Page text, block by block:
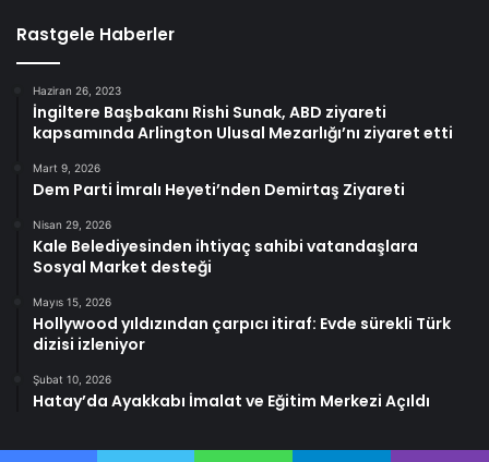
Rastgele Haberler
Haziran 26, 2023
İngiltere Başbakanı Rishi Sunak, ABD ziyareti
kapsamında Arlington Ulusal Mezarlığı’nı ziyaret etti
Mart 9, 2026
Dem Parti İmralı Heyeti’nden Demirtaş Ziyareti
Nisan 29, 2026
Kale Belediyesinden ihtiyaç sahibi vatandaşlara
Sosyal Market desteği
Mayıs 15, 2026
Hollywood yıldızından çarpıcı itiraf: Evde sürekli Türk
dizisi izleniyor
Şubat 10, 2026
Hatay’da Ayakkabı İmalat ve Eğitim Merkezi Açıldı